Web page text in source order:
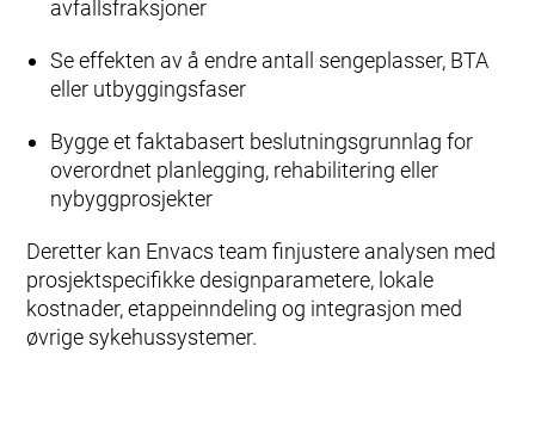
avfallsfraksjoner
Se effekten av å endre antall sengeplasser, BTA
eller utbyggingsfaser
Bygge et faktabasert beslutningsgrunnlag for
overordnet planlegging, rehabilitering eller
nybyggprosjekter
Deretter kan Envacs team finjustere analysen med
prosjektspecifikke designparametere, lokale
kostnader, etappeinndeling og integrasjon med
øvrige sykehussystemer.